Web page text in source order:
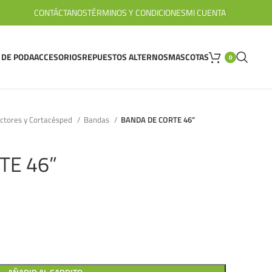
CONTÁCTANOSTÉRMINOS Y CONDICIONESMI CUENTA
PODAACCESORIOSREPUESTOS ALTERNOSMASCOTAS 0
y Cortacésped Bandas BANDA DE CORTE 46”
46”